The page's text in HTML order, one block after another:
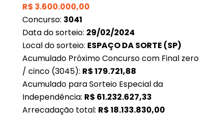
R$ 3.600.000,00
Concurso: 3041
Data do sorteio: 29/02/2024
Local do sorteio: ESPAÇO DA SORTE (SP)
Acumulado Próximo Concurso com Final zero
/ cinco (3045): R$179.721,88
Acumulado para Sorteio Especial da
Independência: R$ 61.232.627,33
Arrecadação total: R$18.133.830,00